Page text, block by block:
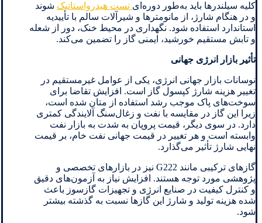
کلیه سیلندرها باید به‌طور دوره‌ای تست هیدرواستاتیک شوند
و در هنگام شارژ، از مانومترها و شیرآلات سالم با تأییدیه
استاندارد استفاده شود. نگهداری در محیط خنک، دور از شعله
و تابش مستقیم خورشید، ایمنی گاز را تضمین می‌کند.
تأثیر بازار انرژی جهانی
نوسانات بازار جهانی انرژی، یکی از عوامل غیرمستقیم در
تغییر هزینه شارژ کپسول گاز است. افزایش تقاضا برای
سوخت‌های پاک موجب رشد استفاده از متان شده است،
زیرا این گاز در مقایسه با نفت و زغال‌سنگ آلایندگی کمتری
دارد. در سوی دیگر، قیمت پروپان به شدت به بازار نفت
وابسته است و هر تغییر در قیمت جهانی نفت خام، بر قیمت
نهایی شارژ تأثیر می‌گذارد.
گازهای ترکیبی مانند G222 نیز در بازارهای تخصصی و
پژوهشی مورد توجه هستند. افزایش نیاز به آزمون‌های دقیق
و کنترل کیفیت در صنایع انرژی و تجهیزات گازسوز باعث
شده هزینه تولید و شارژ این گازها نسبت به گذشته بیشتر
شود.